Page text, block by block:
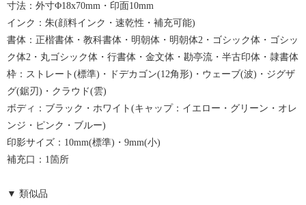
寸法：外寸Φ18x70mm・印面10mm
インク：朱(顔料インク・速乾性・補充可能)
書体：正楷書体・教科書体・明朝体・明朝体2・ゴシック体・ゴシッ
ク体2・丸ゴシック体・行書体・金文体・勘亭流・半古印体・隷書体
枠：ストレート(標準)・ドデカゴン(12角形)・ウェーブ(波)・ジグザ
グ(鋸刃)・クラウド(雲)
ボディ：ブラック・ホワイト(キャップ：イエロー・グリーン・オレ
ンジ・ピンク・ブルー)
印影サイズ：10mm(標準)・9mm(小)
補充口：1箇所
▼ 類似品